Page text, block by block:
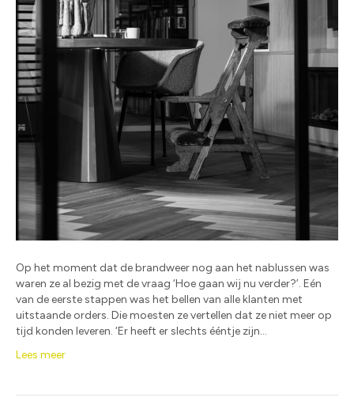
Op het moment dat de brandweer nog aan het nablussen was
waren ze al bezig met de vraag ‘Hoe gaan wij nu verder?’. Eén
van de eerste stappen was het bellen van alle klanten met
uitstaande orders. Die moesten ze vertellen dat ze niet meer op
tijd konden leveren. ‘Er heeft er slechts ééntje zijn…
Lees meer